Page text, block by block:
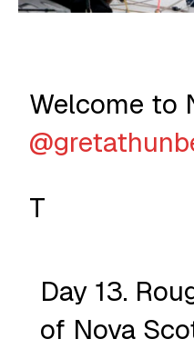
Welcome to
T
Day 13.
of Nova